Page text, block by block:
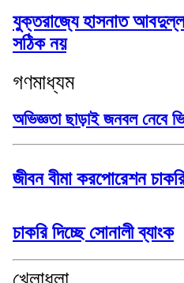
যুক্তরাজ্যে হাসনাত
সঠিক নয়
গণমাধ্যম
অভিজ্ঞতা ছাড়াই জনবল নেবে
জীবন বীমা করপোরেশন
চাকরি দিচ্ছে সোনালী ব্যাংক